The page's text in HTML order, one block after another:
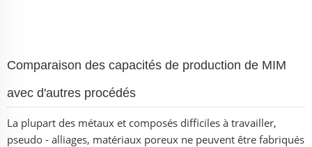
Comparaison des capacités de production de MIM
avec d'autres procédés
La plupart des métaux et composés difficiles à travailler,
pseudo - alliages, matériaux poreux ne peuvent être fabriqués